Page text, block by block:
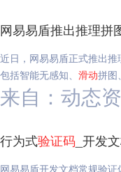
网易易盾推出推理拼
近日，网易易盾正式推出推
包括智能无感知、 滑动拼图
来自：动态
行为式验证码 _开发
网易易盾开发文档常规验证